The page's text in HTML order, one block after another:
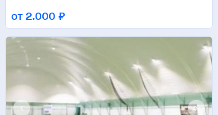
ТРЕНАЖЕРНЫЙ ЗАЛ
от 2.000 ₽